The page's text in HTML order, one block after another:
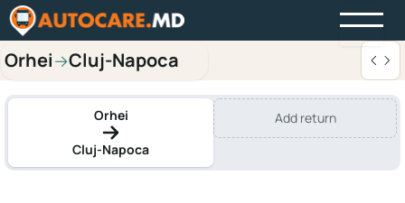
Orhei→Cluj-Napoca
Orhei
Cluj-Napoca
Add return